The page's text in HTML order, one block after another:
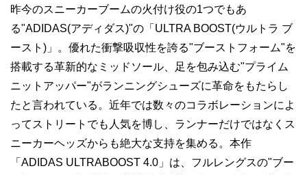
昨今のスニーカーブームの火付け役の1つでもあ
る"ADIDAS(アディダス)"の「ULTRA BOOST(ウルトラ ブ
ースト)」。優れた衝撃吸収性を誇る"ブーストフォーム"を
搭載する革新的なミッドソール、足を包み込む"プライム
ニットアッパー"がランニングシューズに革命をもたらし
たと言われている。近年では数々のコラボレーションによ
ってストリートでも人気を博し、ランナーだけではなくス
ニーカーヘッズからも絶大な支持を集める。本作
「ADIDAS ULTRABOOST 4.0」は、フルレングスの"ブー